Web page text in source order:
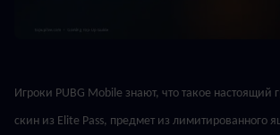
Игроки PUBG Mobile знают, что такое настоящий
скин из Elite Pass, предмет из лимитированного